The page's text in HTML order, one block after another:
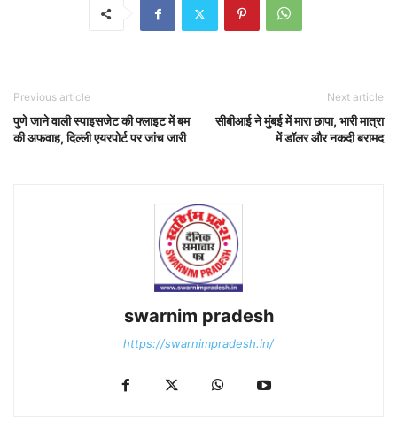
Previous article
पुणे जाने वाली स्पाइसजेट की फ्लाइट में बम
की अफवाह, दिल्ली एयरपोर्ट पर जांच जारी
Next article
सीबीआई ने मुंबई में मारा छापा, भारी मात्रा
में डॉलर और नकदी बरामद
swarnim pradesh
https://swarnimpradesh.in/